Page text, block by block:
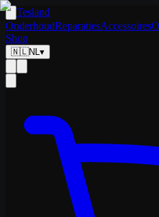
Tesland
OnderhoudReparatiesAccessoires
Shop
🇳🇱NL▾